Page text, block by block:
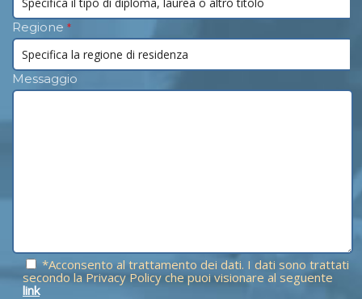
Regione *
Messaggio
*Acconsento al trattamento dei dati. I dati sono trattati
secondo la Privacy Policy che puoi visionare al seguente
link